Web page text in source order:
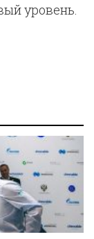
уровень.